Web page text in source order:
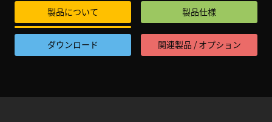
製品について 製品仕様
ダウンロード 関連製品 / オプション